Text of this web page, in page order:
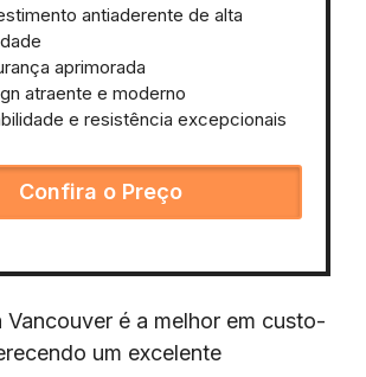
antiaderente de alta
aprimorada
atraente e moderno
e resistência excepcionais
Confira o Preço
Vancouver é a melhor em custo-
um excelente